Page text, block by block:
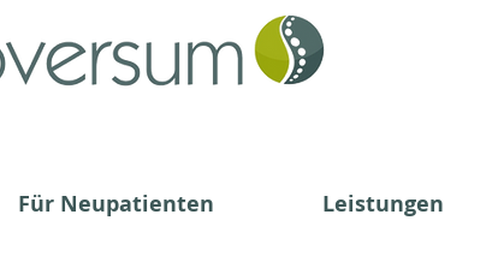
Für Neupatienten Leistungen